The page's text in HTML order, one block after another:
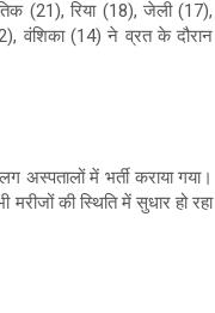
(21), रिया (18), जेली (17),
वंशिका (14) ने व्रत के दौरान
में भर्ती कराया गया।
की स्थिति में सुधार हो रहा